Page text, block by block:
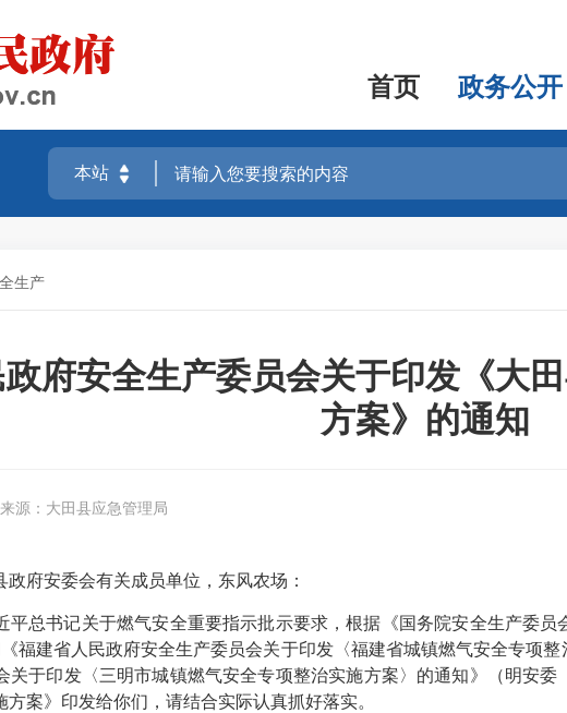
首页 政务公开
生产
府安全生产委员会关于印发《大
方案》的通知
来源：大田县应急管理局
府安委会有关成员单位，东风农场：
书记关于燃气安全重要指示批示要求，根据《国务院安全生产委员
《福建省人民政府安全生产委员会关于印发〈福建省城镇燃气安全专项
关于印发〈三明市城镇燃气安全专项整治实施方案〉的通知》（明安
案》印发给你们，请结合实际认真抓好落实。